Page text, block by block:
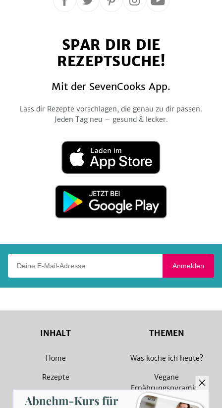
Folge
Facebook
Folge
Twitter
Folge
Pinterest
Folge
Instagram
Folge
YouTube
SPAR DIR DIE
REZEPTSUCHE!
Mit der SevenCooks App.
Lass dir Rezepte vorschlagen, die genau zu dir passen.
Jeden Tag neu – gesund & lecker.
Laden
im
App
Jetzt
Google
Anmelden
INHALT
Home
Rezepte
Magazin
THEMEN
Was koche ich heute?
Vegane
Ernährungspyramide